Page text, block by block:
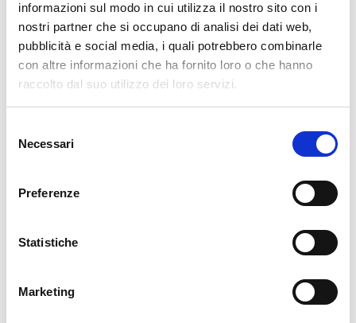
informazioni sul modo in cui utilizza il nostro sito con i
nostri partner che si occupano di analisi dei dati web,
pubblicità e social media, i quali potrebbero combinarle
con altre informazioni che ha fornito loro o che hanno
raccolto dal suo utilizzo dei loro servizi.
delNecessari
Preferenze
Statistiche
Marketing
Posts
Notizia precedentePrevious page
Next page
Notizia successiva
Tutte le notizie
vedi tutte le notizie